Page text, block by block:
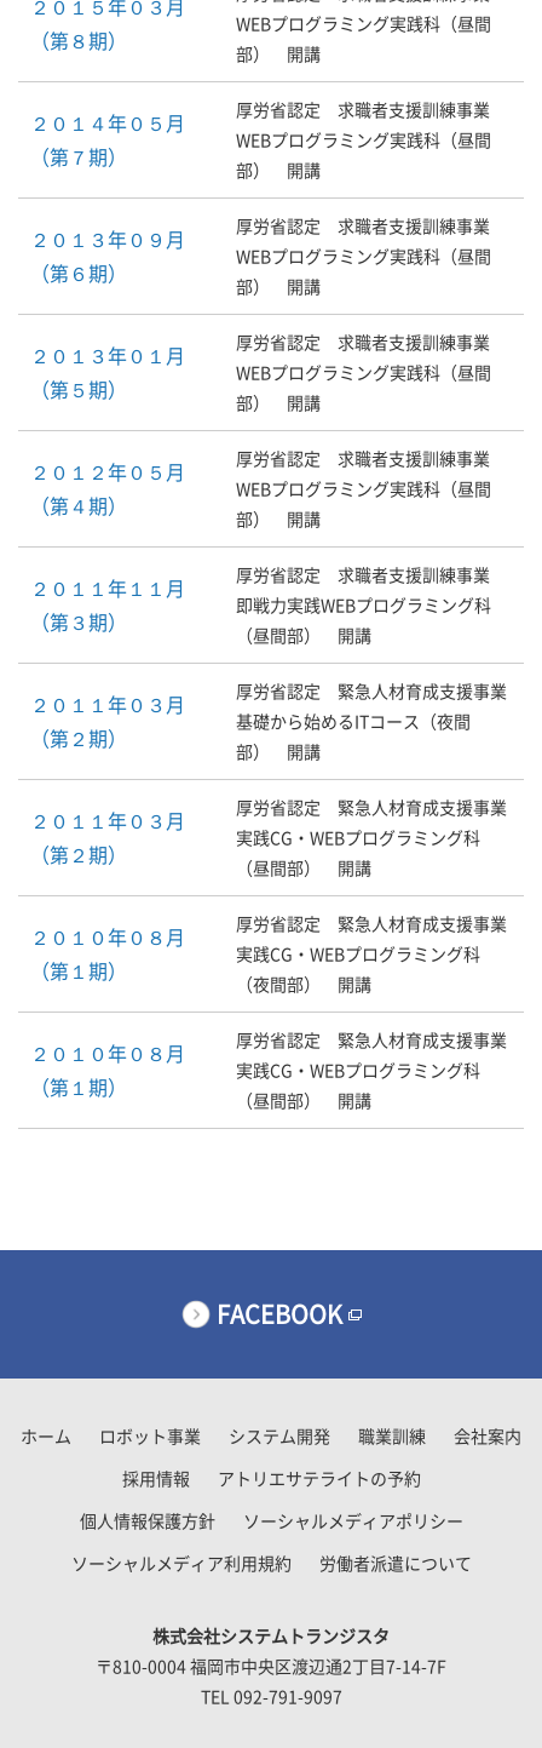
２０１５年０３月
（第８期）
WEBプログラミング実践科（昼間
部） 開講
２０１４年０５月
（第７期）
厚労省認定 求職者支援訓練事業
WEBプログラミング実践科（昼間
部） 開講
２０１３年０９月
（第６期）
厚労省認定 求職者支援訓練事業
WEBプログラミング実践科（昼間
部） 開講
２０１３年０１月
（第５期）
厚労省認定 求職者支援訓練事業
WEBプログラミング実践科（昼間
部） 開講
２０１２年０５月
（第４期）
厚労省認定 求職者支援訓練事業
WEBプログラミング実践科（昼間
部） 開講
２０１１年１１月
（第３期）
厚労省認定 求職者支援訓練事業
即戦力実践WEBプログラミング科
（昼間部） 開講
２０１１年０３月
（第２期）
厚労省認定 緊急人材育成支援事業
基礎から始めるITコース（夜間
部） 開講
２０１１年０３月
（第２期）
厚労省認定 緊急人材育成支援事業
実践CG・WEBプログラミング科
（昼間部） 開講
２０１０年０８月
（第１期）
厚労省認定 緊急人材育成支援事業
実践CG・WEBプログラミング科
（夜間部） 開講
２０１０年０８月
（第１期）
厚労省認定 緊急人材育成支援事業
実践CG・WEBプログラミング科
（昼間部） 開講
FACEBOOK
ホーム ロボット事業 システム開発 職業訓練
会社案内
採用情報
アトリエサテライトの予約
個人情報保護方針
ソーシャルメディアポリシー
ソーシャルメディア利用規約
労働者派遣について
株式会社システムトランジスタ
〒810-0004 福岡市中央区渡辺通2丁目7-14-7F
TEL 092-791-9097